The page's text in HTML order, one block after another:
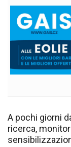
A pochi giorni
ricerca,